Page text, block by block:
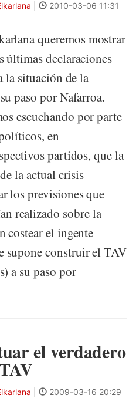
2010-03-06 11:31
queremos mostrar
últimas declaraciones
la situación de la
paso por Nafarroa.
escuchando por parte
en
partidos, que la
la actual crisis
los previsiones que
realizado sobre la
costear el ingente
supone construir el TAV
a su paso por
el verdadero
2009-03-16 20:29